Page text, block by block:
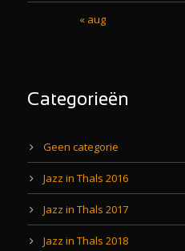
« aug
Categorieën
Geen categorie
Jazz in Thals 2016
Jazz in Thals 2017
Jazz in Thals 2018